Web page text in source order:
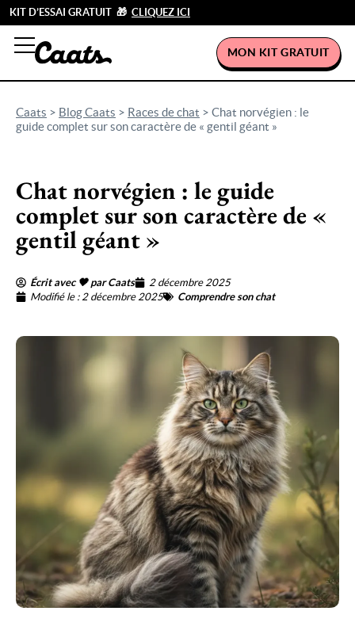
KIT D’ESSAI GRATUIT 🎁 CLIQUEZ ICI
MON KIT GRATUIT
Caats > Blog Caats > Races de chat > Chat norvégien : le
guide complet sur son caractère de « gentil géant »
Chat norvégien : le guide
complet sur son caractère de «
gentil géant »
Écrit avec 🖤 par Caats
2 décembre 2025
Modifié le : 2 décembre 2025
Comprendre son chat